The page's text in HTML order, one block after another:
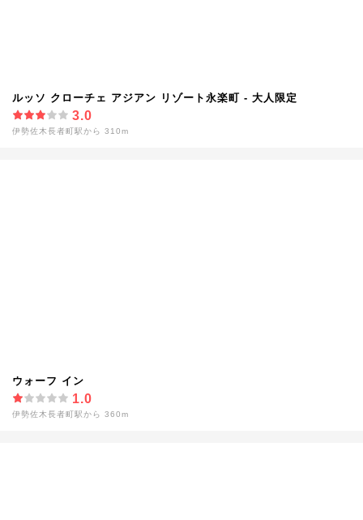
ルッソ クローチェ アジアン リゾート永楽町 - 大人限定
3.0
伊勢佐木長者町駅から 310m
ウォーフ イン
1.0
伊勢佐木長者町駅から 360m